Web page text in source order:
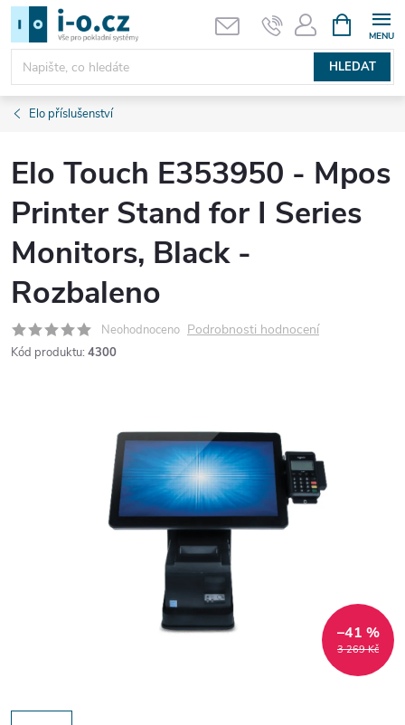
Přejít
obsah
HLEDAT
NÁKUPNÍ
KOŠÍK
Elo příslušenství
Elo Touch E353950 - Mpos
Printer Stand for I Series
Monitors, Black -
Rozbaleno
Neohodnoceno Podrobnosti hodnocení
Kód produktu: 4300
3 269 Kč
–41 %